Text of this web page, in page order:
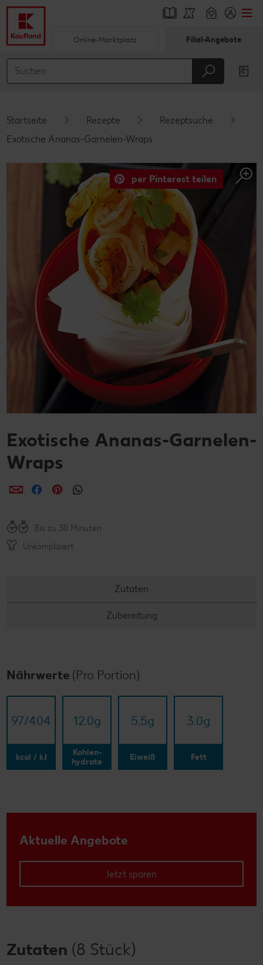
Hauptinhalt
Schwebender Seitenbereich
Online-Marktplatz Filial-Angebote
Startseite Rezepte
Rezeptsuche
Exotische Ananas-Garnelen-Wraps
per Pinterest teilen
Exotische Ananas-Garnelen-
Wraps
per E-Mail teilen
per Facebook teilen
per Pinterest teilen
Bis zu 30 Minuten
Unkompliziert
Zutaten
Zubereitung
Nährwerte (Pro Portion)
97/​404
kcal / kJ
12.0g
Kohlen-
hydrate
5.5g
Eiweiß
3.0g
Fett
Aktuelle Angebote
Jetzt sparen
Zutaten (8 Stück)